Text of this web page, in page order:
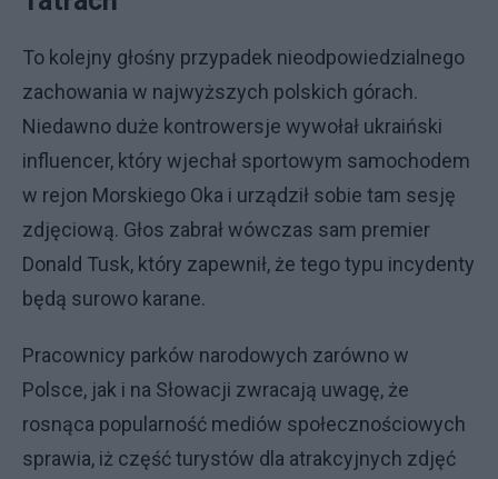
To kolejny głośny przypadek nieodpowiedzialnego
zachowania w najwyższych polskich górach.
Niedawno duże kontrowersje wywołał ukraiński
influencer, który wjechał sportowym samochodem
w rejon Morskiego Oka i urządził sobie tam sesję
zdjęciową. Głos zabrał wówczas sam premier
Donald Tusk, który zapewnił, że tego typu incydenty
będą surowo karane.
Pracownicy parków narodowych zarówno w
Polsce, jak i na Słowacji zwracają uwagę, że
rosnąca popularność mediów społecznościowych
sprawia, iż część turystów dla atrakcyjnych zdjęć